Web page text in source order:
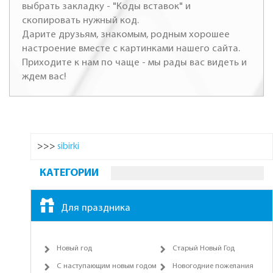
выбрать закладку - "Коды вставок" и
скопировать нужный код.
Дарите друзьям, знакомым, родным хорошее
настроение вместе с картинками нашего сайта.
Приходите к нам по чаще - мы рады вас видеть и
ждем вас!
>>> sibirki
КАТЕГОРИИ
Для праздника
Новый год Старый Новый Год
С наступающим новым годом Новогодние пожелания